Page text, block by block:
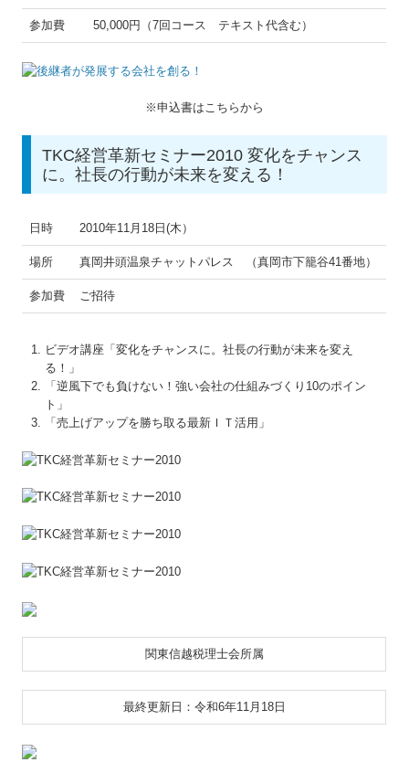
関東信越税理士会所属
最終更新日：令和6年11月18日
参加費 50,000円（7回コース テキスト代含む）
※申込書はこちらから
TKC経営革新セミナー2010 変化をチャンス
に。社長の行動が未来を変える！
日時 2010年11月18日(木）
場所 真岡井頭温泉チャットパレス （真岡市下籠谷41番地）
参加費 ご招待
ビデオ講座「変化をチャンスに。社長の行動が未来を変え
る！」
「逆風下でも負けない！強い会社の仕組みづくり10のポイン
ト」
「売上げアップを勝ち取る最新ＩＴ活用」